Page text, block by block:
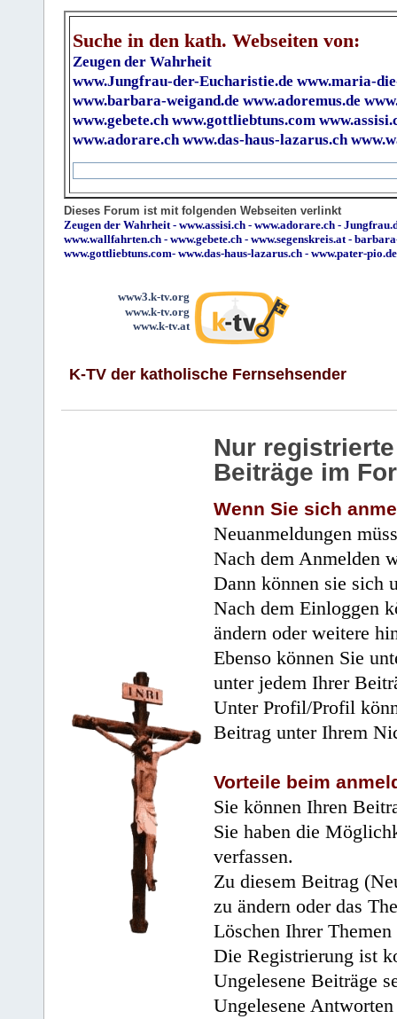
Suche in den kath. Webseiten von:
Zeugen der Wahrheit
www.Jungfrau-der-Eucharistie.de www.maria-
www.barbara-weigand.de www.adoremus.de
www.gebete.ch www.gottliebtuns.com
www.adorare.ch www.das-haus-lazarus.ch
Dieses Forum ist mit folgenden Webseiten verlinkt
Zeugen der Wahrheit- www.assisi.ch - www.adorare.ch -
www.wallfahrten.ch - www.gebete.ch - www.segenskreis.at-
www.gottliebtuns.com- www.das-haus-lazarus.ch - www.pater-pio.de
www3.k-tv.org
www.k-tv.org
www.k-tv.at
K-TV der katholische Fernsehsender
Nur
Beiträge im
Wenn Sie sich
Neuanmeldungen
Nach dem Anmelden
Dann können sie sich
Nach dem Einloggen
ändern oder weitere
Ebenso können Sie
unter jedem Ihrer
Unter Profil/Profil
Beitrag unter Ihrem
Vorteile beim
Sie können Ihren
Sie haben die
verfassen.
Zu diesem Beitrag
zu ändern oder das
Löschen Ihrer
Die Registrierung ist
Ungelesene Beiträge
Ungelesene